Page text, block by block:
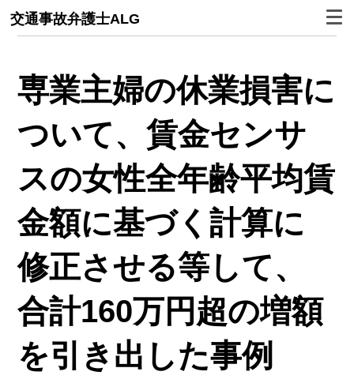
交通事故弁護士ALG
専業主婦の休業損害に
ついて、賃金センサ
スの女性全年齢平均賃
金額に基づく計算に
修正させる等して、
合計160万円超の増額
を引き出した事例